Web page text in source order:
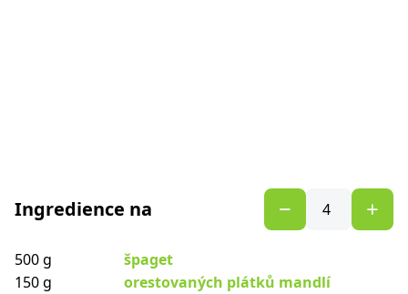
Ingredience na
500 g
špaget
150 g
orestovaných plátků mandlí